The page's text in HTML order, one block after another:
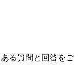
る質問と回答をご